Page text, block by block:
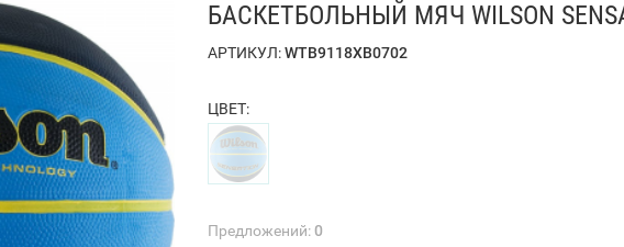
БАСКЕТБОЛЬНЫЙ МЯЧ WILSON
АРТИКУЛ:WTB9118XB0702
ЦВЕТ:
Предложений:0